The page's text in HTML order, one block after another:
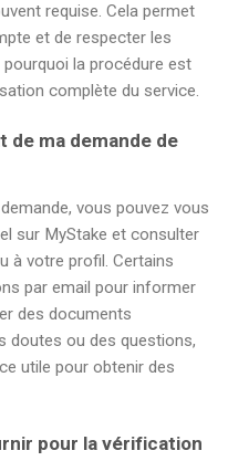
requise. Cela permet
et de respecter les
la procédure est
complète du service.
de ma demande de
vous pouvez vous
sur MyStake et consulter
à votre profil. Certains
par email pour informer
des documents
doutes ou des questions,
utile pour obtenir des
pour la vérification